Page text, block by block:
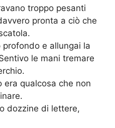
troppo pesanti
pronta a ciò che
profondo e allungai la
le mani tremare
era qualcosa che non
dozzine di lettere,